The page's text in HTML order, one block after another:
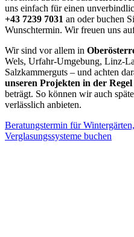
uns einfach für einen
+43 7239 7031 an oder buchen
Wunschtermin. Wir freuen uns
Wir sind vor allem in
Wels, Urfahr-Umgebung, Linz-
Salzkammerguts – und achten
unseren Projekten in der
beträgt. So können wir auch
verlässlich anbieten.
Beratungstermin für
Verglasungssysteme buchen